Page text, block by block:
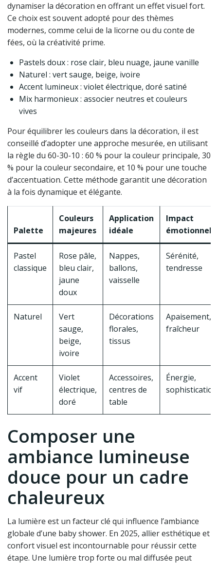
dynamiser la décoration en offrant un effet visuel fort.
Ce choix est souvent adopté pour des thèmes
modernes, comme celui de la licorne ou du conte de
fées, où la créativité prime.
Pastels doux : rose clair, bleu nuage, jaune vanille
Naturel : vert sauge, beige, ivoire
Accent lumineux : violet électrique, doré satiné
Mix harmonieux : associer neutres et couleurs
vives
Pour équilibrer les couleurs dans la décoration, il est
conseillé d’adopter une approche mesurée, en utilisant
la règle du 60-30-10 : 60 % pour la couleur principale, 30
% pour la couleur secondaire, et 10 % pour une touche
d’accentuation. Cette méthode garantit une décoration
à la fois dynamique et élégante.
Palette
Couleurs
majeures
Application
idéale
Impact
émotionnel
Pastel
classique
Rose pâle,
bleu clair,
jaune
doux
Nappes,
ballons,
vaisselle
Sérénité,
tendresse
Naturel
Vert
sauge,
beige,
ivoire
Décorations
florales,
tissus
Apaisement,
fraîcheur
Accent
vif
Violet
électrique,
doré
Accessoires,
centres de
table
Énergie,
sophistication
Composer une
ambiance lumineuse
douce pour un cadre
chaleureux
La lumière est un facteur clé qui influence l’ambiance
globale d’une baby shower. En 2025, allier esthétique et
confort visuel est incontournable pour réussir cette
étape. Une lumière trop forte ou mal diffusée peut